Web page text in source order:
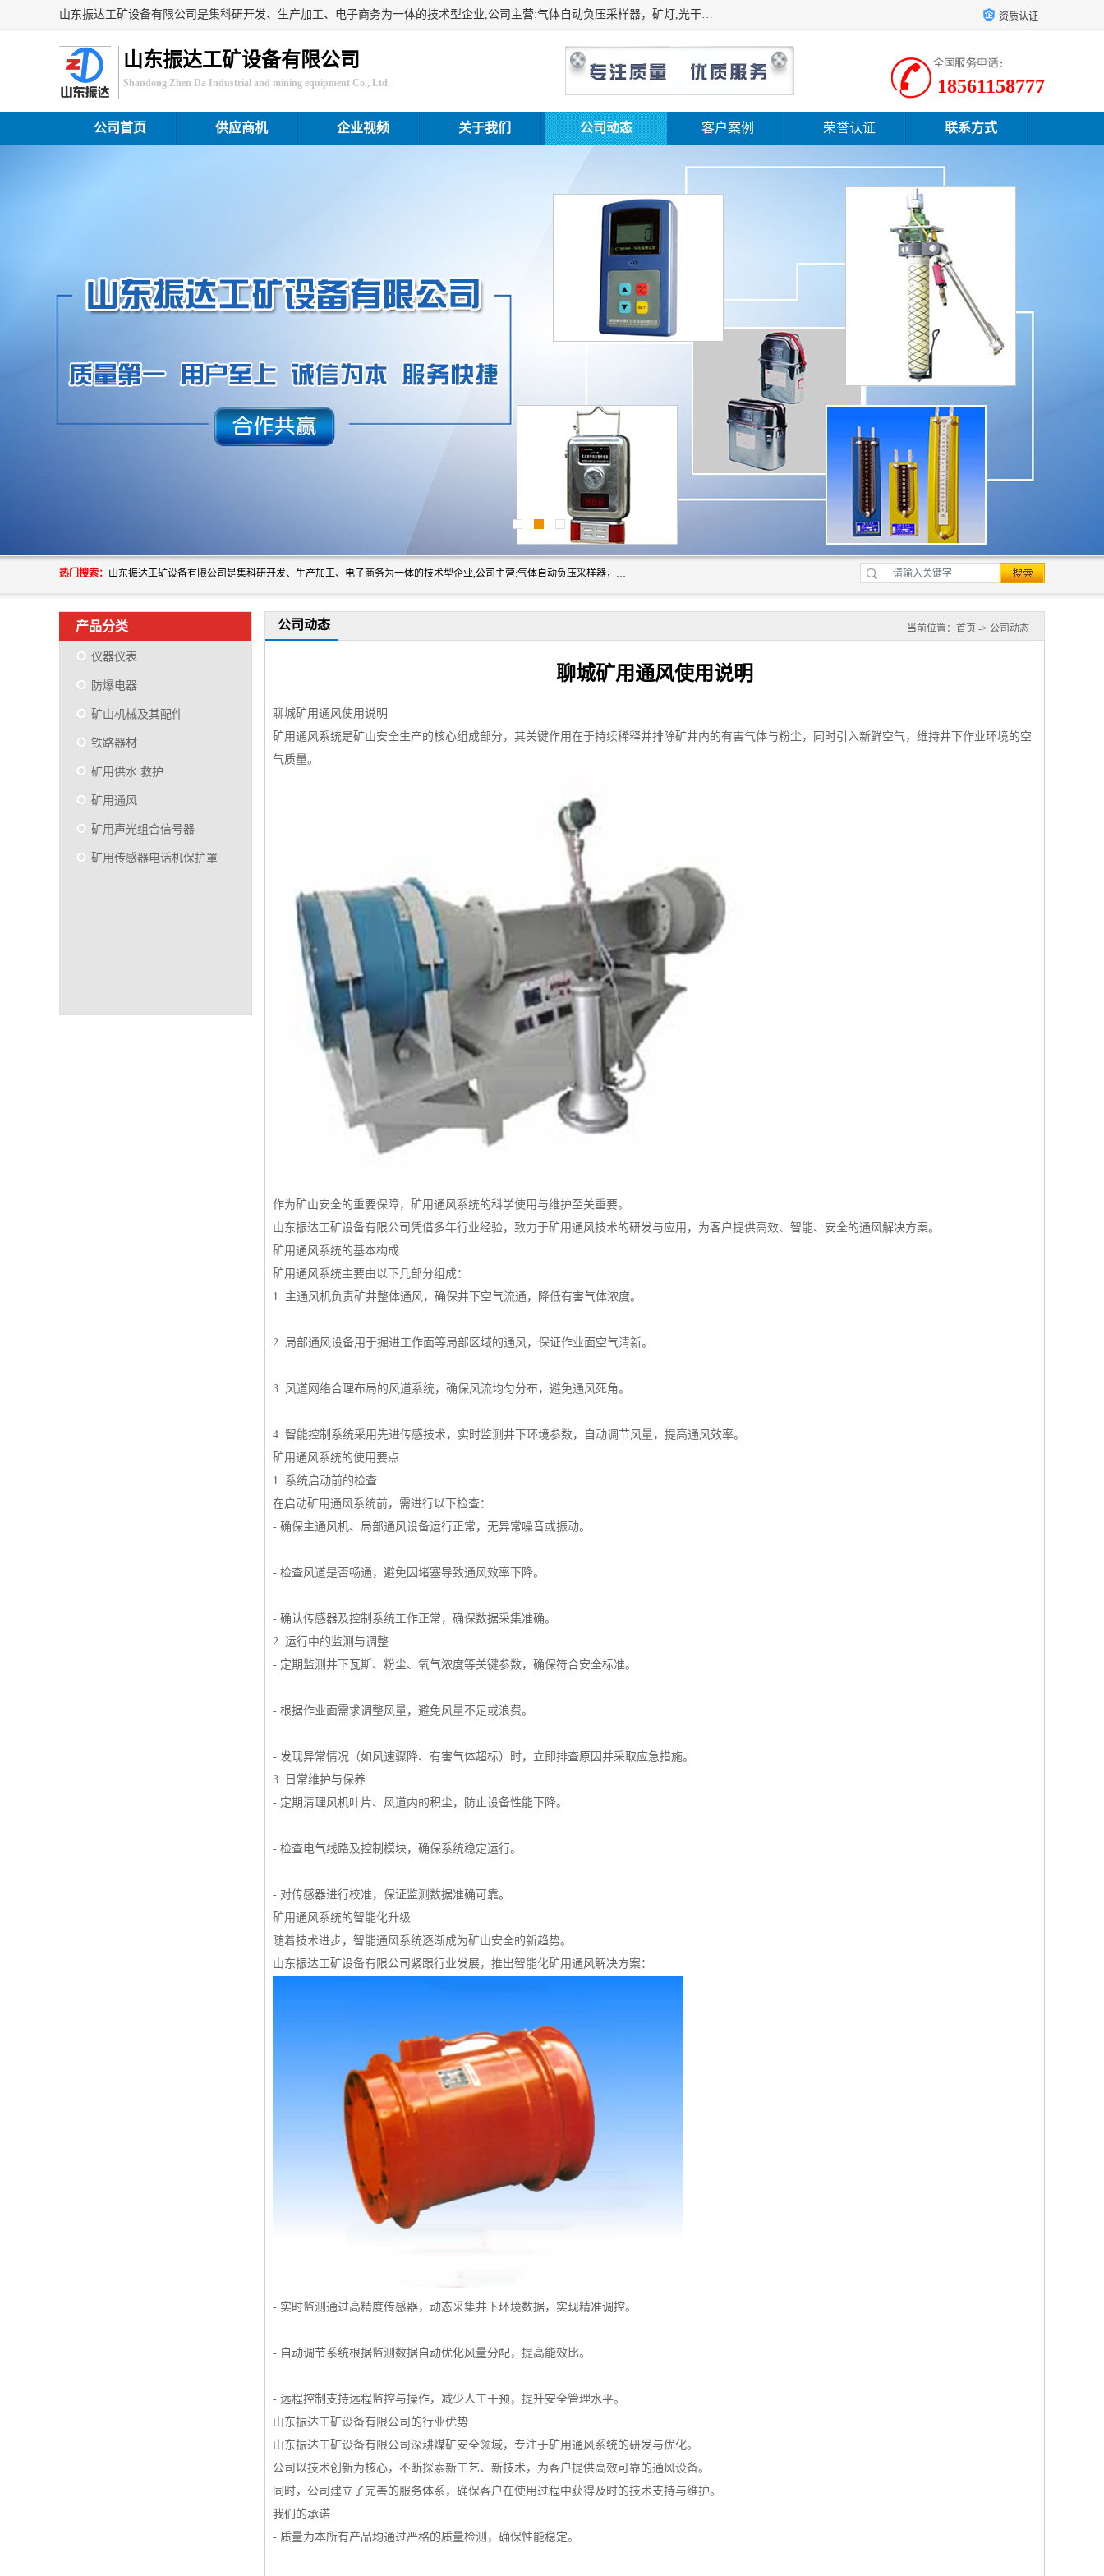
山东振达工矿设备有限公司是集科研开发、生产加工、电子商务为一体的技术型企业,公司主营:气体自动负压采样器，矿灯,光干涉甲烷测定器及其校验仪,甲烷报警仪及其校验装置,甲烷传感器校验装置,粉尘校验装置,煤尘爆炸校验装置,高压水表,三点测径规,圆型规,钢规磨耗仪,第四种检查器,内距尺,轮径尺,样板等铁路配件仪表,矿用设备等产品. 资质认证
山东振达工矿设备有限公司
Shandong Zhen Da Industrial and mining equipment Co., Ltd. 18561158777
公司首页 供应商机 企业视频 关于我们 公司动态 客户案例 荣誉认证 联系方式
热门搜索： 山东振达工矿设备有限公司是集科研开发、生产加工、电子商务为一体的技术型企业,公司主营:气体自动负压采样器，矿灯,光干涉甲烷测定器及其校验仪,甲烷报警仪及其校验装置,甲烷传感器校验装置,粉尘校验装置,煤尘爆炸校验装置,高压水表,三点测径规,圆型规,钢规磨耗仪,第四种检查器,内距尺,轮径尺,样板等铁路配件仪表,矿用设备等产品.
产品分类
仪器仪表
防爆电器
矿山机械及其配件
铁路器材
矿用供水 救护
矿用通风
矿用声光组合信号器
矿用传感器电话机保护罩
公司动态 当前位置： 首页 -> 公司动态
聊城矿用通风使用说明
聊城矿用通风使用说明
矿用通风系统是矿山安全生产的核心组成部分，其关键作用在于持续稀释并排除矿井内的有害气体与粉尘，同时引入新鲜空气，维持井下作业环境的空
气质量。
作为矿山安全的重要保障，矿用通风系统的科学使用与维护至关重要。
山东振达工矿设备有限公司凭借多年行业经验，致力于矿用通风技术的研发与应用，为客户提供高效、智能、安全的通风解决方案。
矿用通风系统的基本构成
矿用通风系统主要由以下几部分组成：
1. 主通风机负责矿井整体通风，确保井下空气流通，降低有害气体浓度。
2. 局部通风设备用于掘进工作面等局部区域的通风，保证作业面空气清新。
3. 风道网络合理布局的风道系统，确保风流均匀分布，避免通风死角。
4. 智能控制系统采用先进传感技术，实时监测井下环境参数，自动调节风量，提高通风效率。
矿用通风系统的使用要点
1. 系统启动前的检查
在启动矿用通风系统前，需进行以下检查：
- 确保主通风机、局部通风设备运行正常，无异常噪音或振动。
- 检查风道是否畅通，避免因堵塞导致通风效率下降。
- 确认传感器及控制系统工作正常，确保数据采集准确。
2. 运行中的监测与调整
- 定期监测井下瓦斯、粉尘、氧气浓度等关键参数，确保符合安全标准。
- 根据作业面需求调整风量，避免风量不足或浪费。
- 发现异常情况（如风速骤降、有害气体超标）时，立即排查原因并采取应急措施。
3. 日常维护与保养
- 定期清理风机叶片、风道内的积尘，防止设备性能下降。
- 检查电气线路及控制模块，确保系统稳定运行。
- 对传感器进行校准，保证监测数据准确可靠。
矿用通风系统的智能化升级
随着技术进步，智能通风系统逐渐成为矿山安全的新趋势。
山东振达工矿设备有限公司紧跟行业发展，推出智能化矿用通风解决方案：
- 实时监测通过高精度传感器，动态采集井下环境数据，实现精准调控。
- 自动调节系统根据监测数据自动优化风量分配，提高能效比。
- 远程控制支持远程监控与操作，减少人工干预，提升安全管理水平。
山东振达工矿设备有限公司的行业优势
山东振达工矿设备有限公司深耕煤矿安全领域，专注于矿用通风系统的研发与优化。
公司以技术创新为核心，不断探索新工艺、新技术，为客户提供高效可靠的通风设备。
同时，公司建立了完善的服务体系，确保客户在使用过程中获得及时的技术支持与维护。
我们的承诺
- 质量为本所有产品均通过严格的质量检测，确保性能稳定。